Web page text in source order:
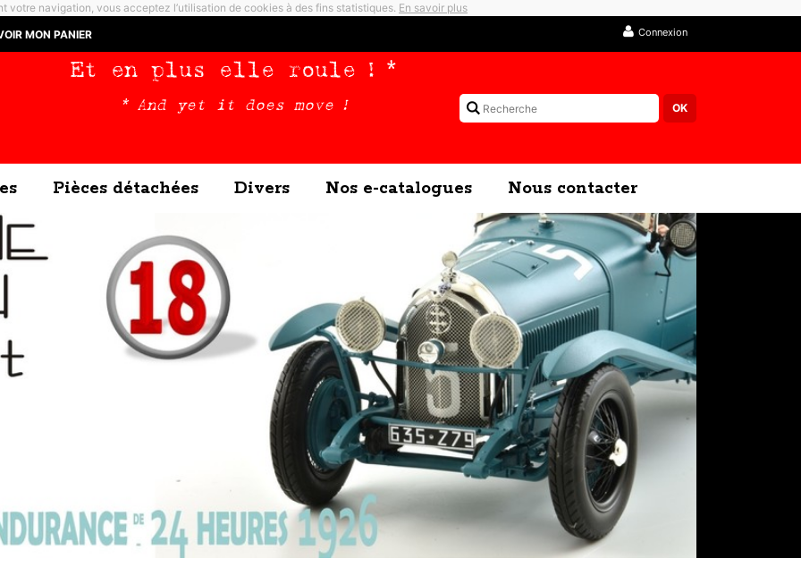
votre navigation, vous acceptez l’utilisation de cookies à des fins statistiques. En savoir plus
Connexion
MON PANIER
Pièces détachées Divers Nos e-catalogues Nous contacter
Et en plus elle roule ! *
* And yet it does move !